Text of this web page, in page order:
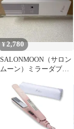
¥2,780
SALONMOON（サロン
ムーン）ミラーダブル
ロン